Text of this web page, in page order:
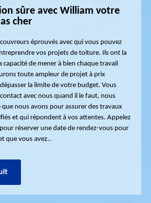
sûre avec William votre
cher
éprouvés avec qui vous pouvez
vos projets de toiture. Ils ont la
capacité de mener à bien chaque travail
toute ampleur de projet à prix
la limite de votre budget. Vous
avec nous quand il le faut, nous
nous avons pour assurer des travaux
et qui répondent à vos attentes. Appelez
réserver une date de rendez-vous pour
que vous avez..